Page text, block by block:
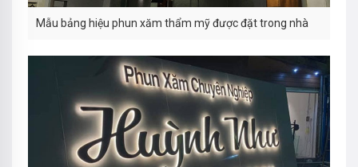
Mẫu bảng hiệu phun xăm thẩm mỹ được đặt trong nhà